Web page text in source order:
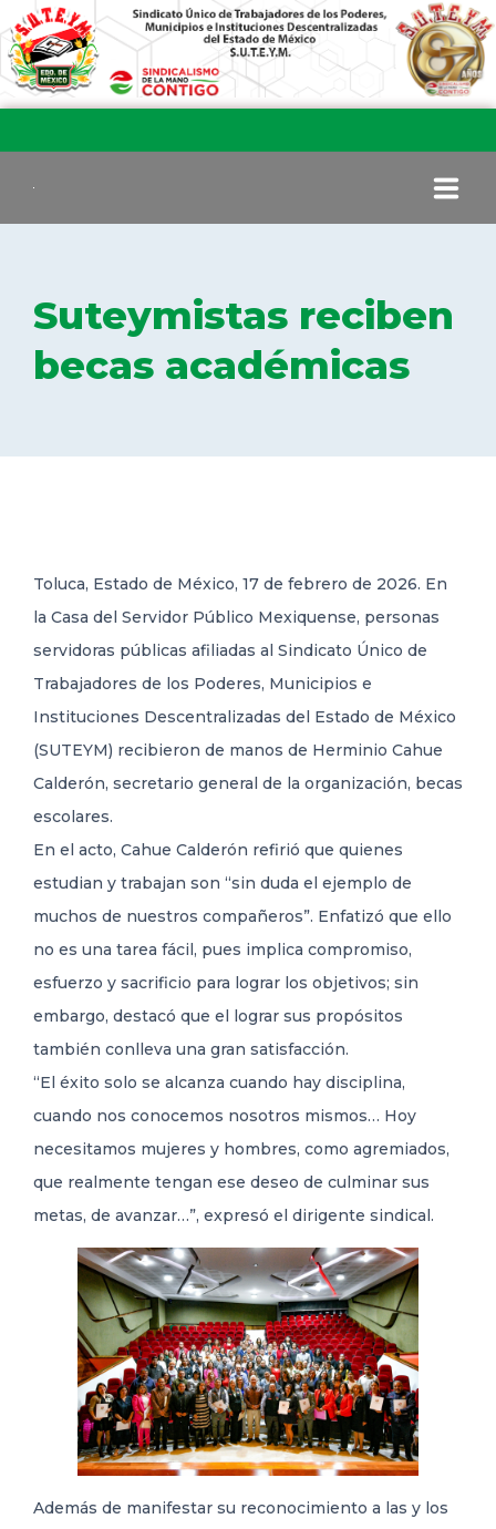
COMITÉ EJECUTIVO
COORDINADORES
TRANSPARENCIA
Suteymistas reciben
becas académicas
Toluca, Estado de México, 17 de febrero de 2026. En
la Casa del Servidor Público Mexiquense, personas
servidoras públicas afiliadas al Sindicato Único de
Trabajadores de los Poderes, Municipios e
Instituciones Descentralizadas del Estado de México
(SUTEYM) recibieron de manos de Herminio Cahue
Calderón, secretario general de la organización, becas
escolares.
En el acto, Cahue Calderón refirió que quienes
estudian y trabajan son “sin duda el ejemplo de
muchos de nuestros compañeros”. Enfatizó que ello
no es una tarea fácil, pues implica compromiso,
esfuerzo y sacrificio para lograr los objetivos; sin
embargo, destacó que el lograr sus propósitos
también conlleva una gran satisfacción.
“El éxito solo se alcanza cuando hay disciplina,
cuando nos conocemos nosotros mismos… Hoy
necesitamos mujeres y hombres, como agremiados,
que realmente tengan ese deseo de culminar sus
metas, de avanzar…”, expresó el dirigente sindical.
Además de manifestar su reconocimiento a las y los